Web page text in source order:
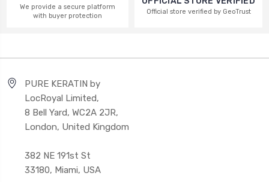
We provide a secure platform
with buyer protection
Official store verified by GeoTrust
PURE KERATIN by
LocRoyal Limited,
8 Bell Yard, WC2A 2JR,
London, United Kingdom
382 NE 191st St
33180, Miami, USA